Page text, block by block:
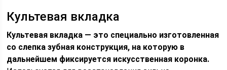
Культевая вкладка
Культевая вкладка — это специально изготовленная
со слепка зубная конструкция, на которую в
дальнейшем фиксируется искусственная коронка.